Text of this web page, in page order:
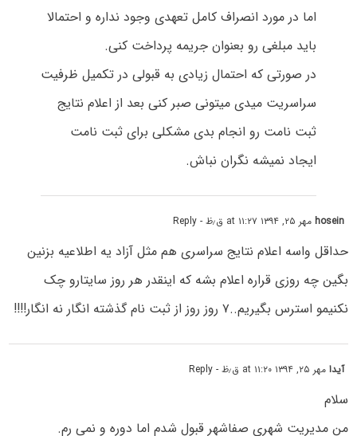
اما در مورد انصراف کامل تعهدی وجود نداره و احتمالا
باید مبلغی رو بعنوان جریمه پرداخت کنی.
در صورتی که احتمال زیادی به قبولی در تکمیل ظرفیت
سراسریت میدی میتونی صبر کنی بعد از اعلام نتایج
ثبت نامت رو انجام بدی مشکلی برای ثبت نامت
ایجاد نمیشه نگران نباش.
hoseinمهر ۲۵, ۱۳۹۴ at ۱۱:۲۷ ق٫ظ - Reply
حداقل واسه اعلام نتایج سراسری هم مثل آزاد یه اطلاعیه بزنین
بگین چه روزی قراره اعلام بشه که اینقدر هر روز سایتارو چک
نکنیمو استرس بگیریم..۷ روز روز از ثبت نام گذشته انگار نه انگار!!!!
آیدامهر ۲۵, ۱۳۹۴ at ۱۱:۲۰ ق٫ظ - Reply
سلام
من مدیریت شهری صفاشهر قبول شدم اما دوره و نمی رم.